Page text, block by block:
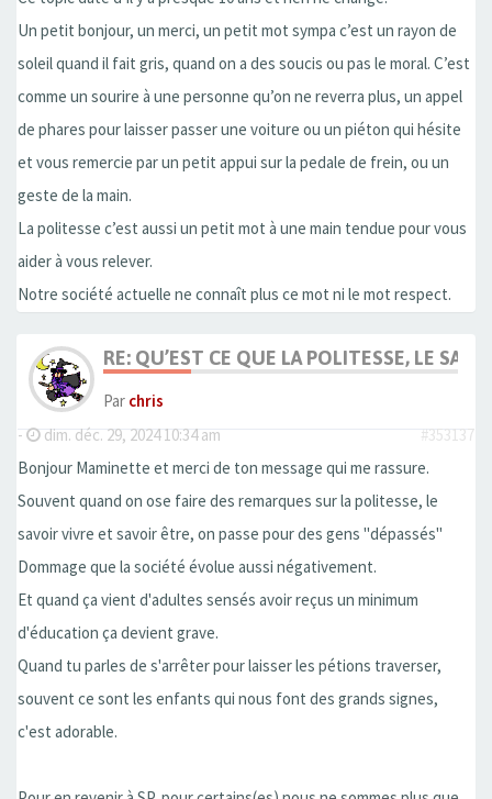
Un petit bonjour, un merci, un petit mot sympa c’est un rayon de
soleil quand il fait gris, quand on a des soucis ou pas le moral. C’est
comme un sourire à une personne qu’on ne reverra plus, un appel
de phares pour laisser passer une voiture ou un piéton qui hésite
et vous remercie par un petit appui sur la pedale de frein, ou un
geste de la main.
La politesse c’est aussi un petit mot à une main tendue pour vous
aider à vous relever.
Notre société actuelle ne connaît plus ce mot ni le mot respect.
RE: QU’EST CE QUE LA POLITESSE, LE
Par chris
-
dim. déc. 29, 2024 10:34 am
#353137
Bonjour Maminette et merci de ton message qui me rassure.
Souvent quand on ose faire des remarques sur la politesse, le
savoir vivre et savoir être, on passe pour des gens ''dépassés''
Dommage que la société évolue aussi négativement.
Et quand ça vient d'adultes sensés avoir reçus un minimum
d'éducation ça devient grave.
Quand tu parles de s'arrêter pour laisser les pétions traverser,
souvent ce sont les enfants qui nous font des grands signes,
c'est adorable.